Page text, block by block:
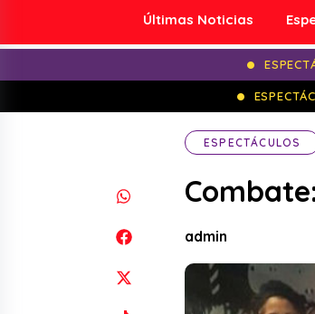
Últimas Noticias
ESPECTÁCULOS
admin